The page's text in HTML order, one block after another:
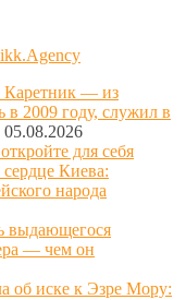
— из
2009 году, служил в
05.08.2026
для себя
Киева:
народа
выдающегося
— чем он
об иске к Эзре Мору: